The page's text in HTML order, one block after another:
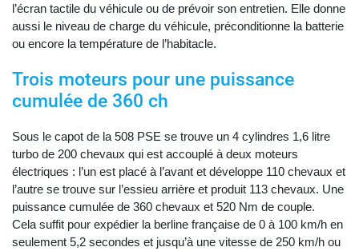
l’écran tactile du véhicule ou de prévoir son entretien. Elle donne
aussi le niveau de charge du véhicule, préconditionne la batterie
ou encore la température de l’habitacle.
Trois moteurs pour une puissance
cumulée de 360 ch
Sous le capot de la 508 PSE se trouve un 4 cylindres 1,6 litre
turbo de 200 chevaux qui est accouplé à deux moteurs
électriques : l’un est placé à l’avant et développe 110 chevaux et
l’autre se trouve sur l’essieu arrière et produit 113 chevaux. Une
puissance cumulée de 360 chevaux et 520 Nm de couple.
Cela suffit pour expédier la berline française de 0 à 100 km/h en
seulement 5,2 secondes et jusqu’à une vitesse de 250 km/h ou